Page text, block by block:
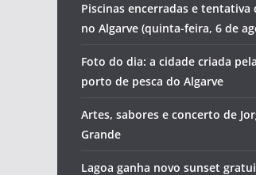
Piscinas encerradas e
no Algarve (quinta-feira, 6 de
Foto do dia: a cidade criada
porto de pesca do Algarve
Artes, sabores e concerto de
Grande
Lagoa ganha novo sunset